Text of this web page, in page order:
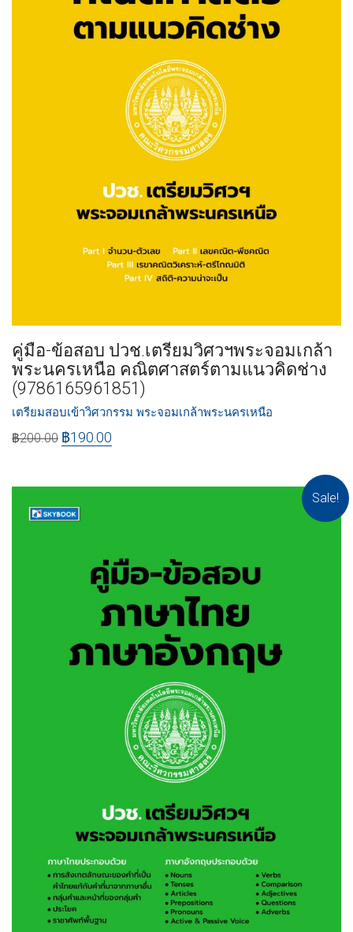
คู่มือ-ข้อสอบ ปวช.เตรียมวิศวฯพระจอมเกล้า
พระนครเหนือ คณิตศาสตร์ตามแนวคิดช่าง
(9786165961851)
เตรียมสอบเข้าวิศวกรรม พระจอมเกล้าพระนครเหนือ
฿200.00 ฿190.00
Sale!